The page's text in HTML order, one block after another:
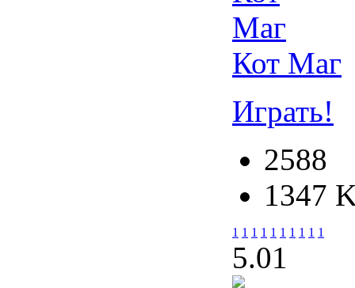
Кот Маг
Играть!
2588
1347
1 1 1 1 1 1 1 1 1 1
5.01